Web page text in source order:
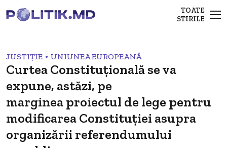
TOATE
STIRILE
JUSTIȚIE • UNIUNEA EUROPEANĂ
Curtea Constituțională se va
expune, astăzi, pe
marginea proiectul de lege pentru
modificarea Constituției asupra
organizării referendumului